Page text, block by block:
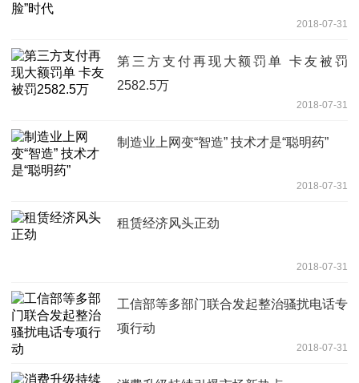
2018-07-31
第三方支付再现大额罚单 卡友被罚
2582.5万
2018-07-31
制造业上网变“智造” 技术才是“聪明药”
2018-07-31
租赁经济风头正劲
2018-07-31
工信部等多部门联合发起整治骚扰电话专
项行动
2018-07-31